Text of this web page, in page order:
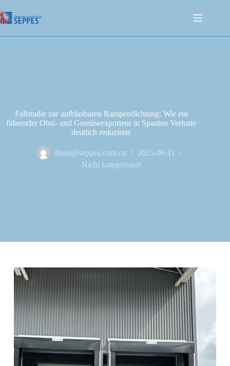
Fallstudie zur aufblasbaren Rampendichtung: Wie ein
führender Obst- und Gemüseexporteur in Spanien Verluste
deutlich reduzierte
diana@seppes.com.cn
2025-06-11
Nicht kategorisiert